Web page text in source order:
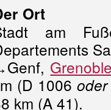
Ort
am
(D 1006oder
km (A 41).